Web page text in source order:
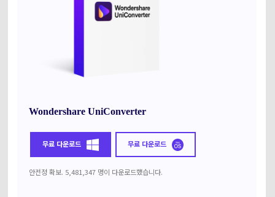
Wondershare UniConverter
무료 다운로드 무료 다운로드
안전정 확보. 5,481,347 명이 다운로드했습니다.